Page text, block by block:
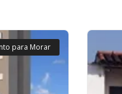
para Morar